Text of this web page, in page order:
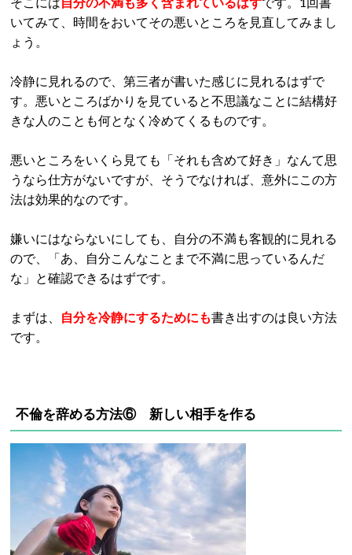
いてみて、時間をおいてその悪いところを見直してみまし
ょう。
冷静に見れるので、第三者が書いた感じに見れるはずで
す。悪いところばかりを見ていると不思議なことに結構好
きな人のことも何となく冷めてくるものです。
悪いところをいくら見ても「それも含めて好き」なんて思
うなら仕方がないですが、そうでなければ、意外にこの方
法は効果的なのです。
嫌いにはならないにしても、自分の不満も客観的に見れる
ので、「あ、自分こんなことまで不満に思っているんだ
な」と確認できるはずです。
まずは、 自分を冷静にするためにも書き出すのは良い方法
です。
不倫を辞める方法⑥ 新しい相手を作る